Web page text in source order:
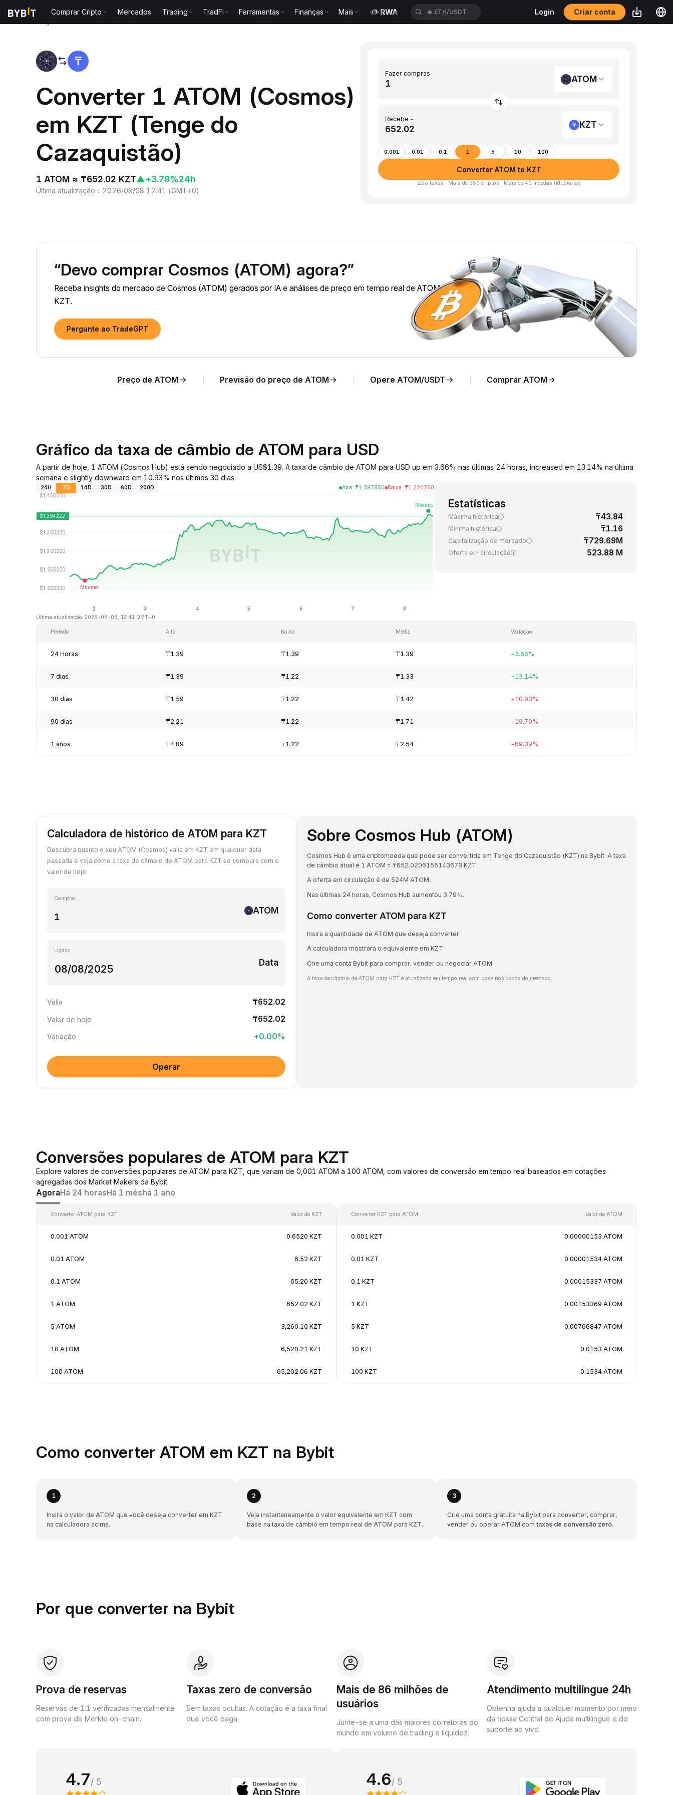
Comprar Cripto Mercados Trading TradFi Ferramentas Finanças Mais 🔥 ETH/USDT Login Criar conta
Converter 1 ATOM (Cosmos)
em KZT (Tenge do
Cazaquistão)
1 ATOM ≈ ₸652.02 KZT▲+3.79%24h
Última atualização ： 2026/08/08 12:41 (GMT+0)
Fazer compras
ATOM
Recebe ~
KZT
0.001 0.01 0.1 1 5 10 100
Converter ATOM to KZT
Zero taxas · Mais de 350 criptos · Mais de 40 moedas fiduciárias
“Devo comprar Cosmos (ATOM) agora?”
Receba insights do mercado de Cosmos (ATOM) gerados por IA e análises de preço em tempo real de ATOM para
KZT.
Pergunte ao TradeGPT
Preço de ATOM Previsão do preço de ATOM Opere ATOM/USDT Comprar ATOM
Gráfico da taxa de câmbio de ATOM para USD
A partir de hoje, 1 ATOM (Cosmos Hub) está sendo negociado a US$1.39. A taxa de câmbio de ATOM para USD up em 3.66% nas últimas 24 horas, increased em 13.14% na última
semana e slightly downward em 10.93% nos últimos 30 dias.
24H 7D 14D 30D 60D 200D Alta: ₸1.397850 Baixa: ₸1.220260
Última atualização: 2026-08-08, 12:41 GMT+0
Estatísticas
Máxima histórica ₸43.84
Mínima histórica ₸1.16
Capitalização de mercado ₸729.69M
Oferta em circulação 523.88 M
Período Alta Baixa Média Variação
24 Horas ₸1.39 ₸1.39 ₸1.39 +3.66%
7 dias ₸1.39 ₸1.22 ₸1.33 +13.14%
30 dias ₸1.59 ₸1.22 ₸1.42 -10.93%
90 dias ₸2.21 ₸1.22 ₸1.71 -19.79%
1 anos ₸4.89 ₸1.22 ₸2.54 -69.39%
Calculadora de histórico de ATOM para KZT
Descubra quanto o seu ATOM (Cosmos) valia em KZT em qualquer data
passada e veja como a taxa de câmbio de ATOM para KZT se compara com o
valor de hoje.
Comprar
ATOM
Ligado
Data
Valia ₸652.02
Valor de hoje ₸652.02
Variação +0.00%
Operar
Sobre Cosmos Hub (ATOM)
Cosmos Hub é uma criptomoeda que pode ser convertida em Tenge do Cazaquistão (KZT) na Bybit. A taxa
de câmbio atual é 1 ATOM = ₸652.0206155143678 KZT.
A oferta em circulação é de 524M ATOM.
Nas últimas 24 horas, Cosmos Hub aumentou 3.79%.
Como converter ATOM para KZT
Insira a quantidade de ATOM que deseja converter
A calculadora mostrará o equivalente em KZT
Crie uma conta Bybit para comprar, vender ou negociar ATOM
A taxa de câmbio de ATOM para KZT é atualizada em tempo real com base nos dados do mercado.
Conversões populares de ATOM para KZT
Explore valores de conversões populares de ATOM para KZT, que variam de 0,001 ATOM a 100 ATOM, com valores de conversão em tempo real baseados em cotações
agregadas dos Market Makers da Bybit.
AgoraHá 24 horasHá 1 mêshá 1 ano
Converter ATOM para KZT Valor de KZT
0.001 ATOM 0.6520 KZT
0.01 ATOM 6.52 KZT
0.1 ATOM 65.20 KZT
1 ATOM 652.02 KZT
5 ATOM 3,260.10 KZT
10 ATOM 6,520.21 KZT
100 ATOM 65,202.06 KZT
Converter KZT para ATOM Valor de ATOM
0.001 KZT 0.00000153 ATOM
0.01 KZT 0.00001534 ATOM
0.1 KZT 0.00015337 ATOM
1 KZT 0.00153369 ATOM
5 KZT 0.00766847 ATOM
10 KZT 0.0153 ATOM
100 KZT 0.1534 ATOM
Como converter ATOM em KZT na Bybit
1
Insira o valor de ATOM que você deseja converter em KZT
na calculadora acima.
2
Veja instantaneamente o valor equivalente em KZT com
base na taxa de câmbio em tempo real de ATOM para KZT.
3
Crie uma conta gratuita na Bybit para converter, comprar,
vender ou operar ATOM com taxas de conversão zero.
Por que converter na Bybit
Prova de reservas
Reservas de 1:1 verificadas mensalmente
com prova de Merkle on-chain.
Taxas zero de conversão
Sem taxas ocultas. A cotação é a taxa final
que você paga.
Mais de 86 milhões de
usuários
Junte-se a uma das maiores corretoras do
mundo em volume de trading e liquidez.
Atendimento multilíngue 24h
Obtenha ajuda a qualquer momento por meio
da nossa Central de Ajuda multilíngue e do
suporte ao vivo.
4.7/ 5 4.6/ 5